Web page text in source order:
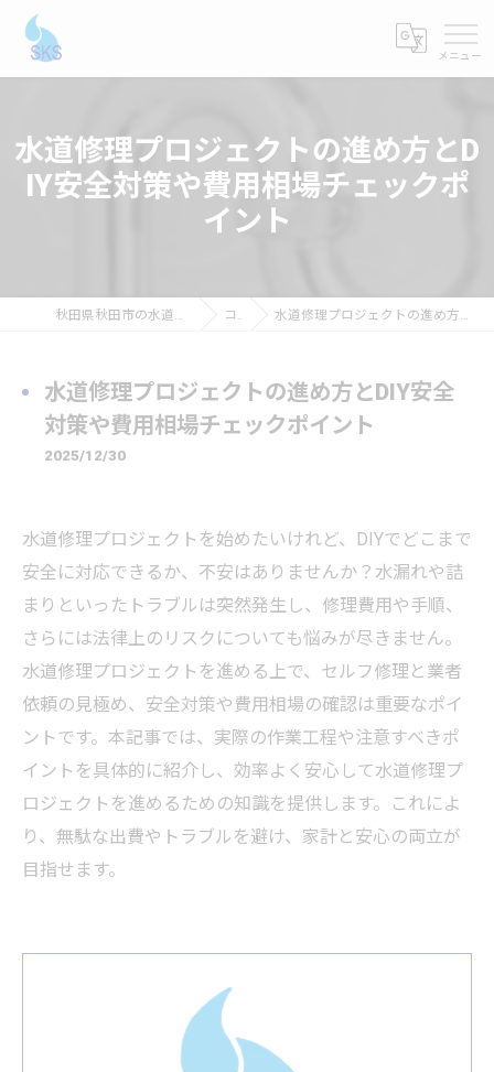
水道修理プロジェクトの進め方とD
IY安全対策や費用相場チェックポ
イント
秋田県秋田市の水道修理ならショーケンシステムス コラム 水道修理プロジェクトの進め方とDIY安全対策や費用相場チェックポイント
水道修理プロジェクトの進め方とDIY安全
対策や費用相場チェックポイント
2025/12/30
水道修理プロジェクトを始めたいけれど、DIYでどこまで
安全に対応できるか、不安はありませんか？水漏れや詰
まりといったトラブルは突然発生し、修理費用や手順、
さらには法律上のリスクについても悩みが尽きません。
水道修理プロジェクトを進める上で、セルフ修理と業者
依頼の見極め、安全対策や費用相場の確認は重要なポイ
ントです。本記事では、実際の作業工程や注意すべきポ
イントを具体的に紹介し、効率よく安心して水道修理プ
ロジェクトを進めるための知識を提供します。これによ
り、無駄な出費やトラブルを避け、家計と安心の両立が
目指せます。